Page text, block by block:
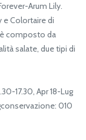
Arum Lily.
e Colortaire di
composto da
salate, due tipi di
17.30, Apr 18-Lug
010